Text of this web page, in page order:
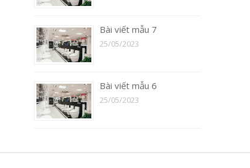
Bài viết mẫu 7
25/05/2023
Bài viết mẫu 6
25/05/2023